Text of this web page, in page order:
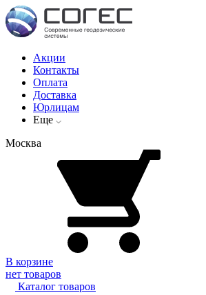
Акции
Контакты
Оплата
Доставка
Юрлицам
Еще
Москва
В корзине
нет товаров
Каталог товаров